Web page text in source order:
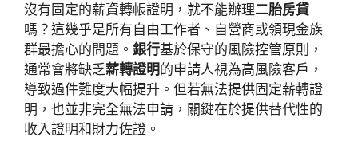
沒有固定的薪資轉帳證明，就不能辦理二胎房貸
嗎？這幾乎是所有自由工作者、自營商或領現金族
群最擔心的問題。 銀行基於保守的風險控管原則，
通常會將缺乏薪轉證明的申請人視為高風險客戶，
導致過件難度大幅提升 。 但若無法提供固定薪轉證
明，也並非完全無法申請，關鍵在於提供替代性的
收入證明和財力佐證。